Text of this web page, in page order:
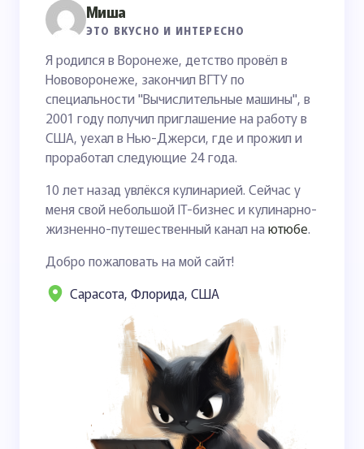
Миша
ЭТО ВКУСНО И ИНТЕРЕСНО
Я родился в Воронеже, детство провёл в
Нововоронеже, закончил ВГТУ по
специальности "Вычислительные машины", в
2001 году получил приглашение на работу в
США, уехал в Нью-Джерси, где и прожил и
проработал следующие 24 года.
10 лет назад увлёкся кулинарией. Сейчас у
меня свой небольшой IT-бизнес и кулинарно-
жизненно-путешественный канал на ютюбе.
Добро пожаловать на мой сайт!
Сарасота, Флорида, США